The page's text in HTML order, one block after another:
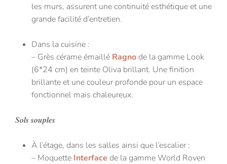
les murs, assurent une continuité esthétique et une
grande facilité d’entretien.
Dans la cuisine :
– Grès cérame émaillé Ragnode la gamme Look
(6*24 cm) en teinte Oliva brillant. Une finition
brillante et une couleur profonde pour un espace
fonctionnel mais chaleureux.
𝑺𝒐𝒍𝒔 𝒔𝒐𝒖𝒑𝒍𝒆𝒔
À l’étage, dans les salles ainsi que l’escalier :
– Moquette Interface de la gamme World Roven